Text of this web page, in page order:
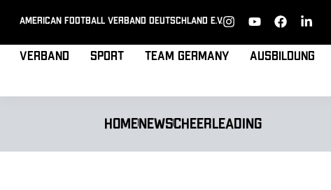
American Football Verband Deutschland e.V.
Verband Sport Team Germany Ausbildung
HomeNewsCheerleading